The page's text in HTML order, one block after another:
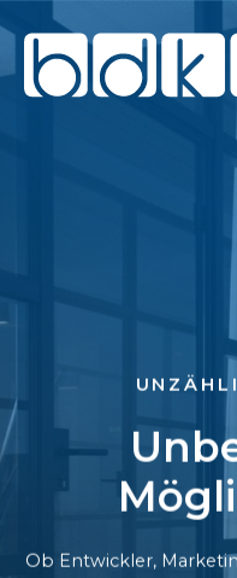
Ob Entwickler,